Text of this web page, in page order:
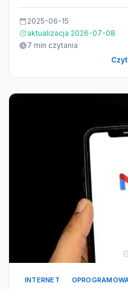
2025-06-15
aktualizacja 2026-07-08
7 min czytania
INTERNET